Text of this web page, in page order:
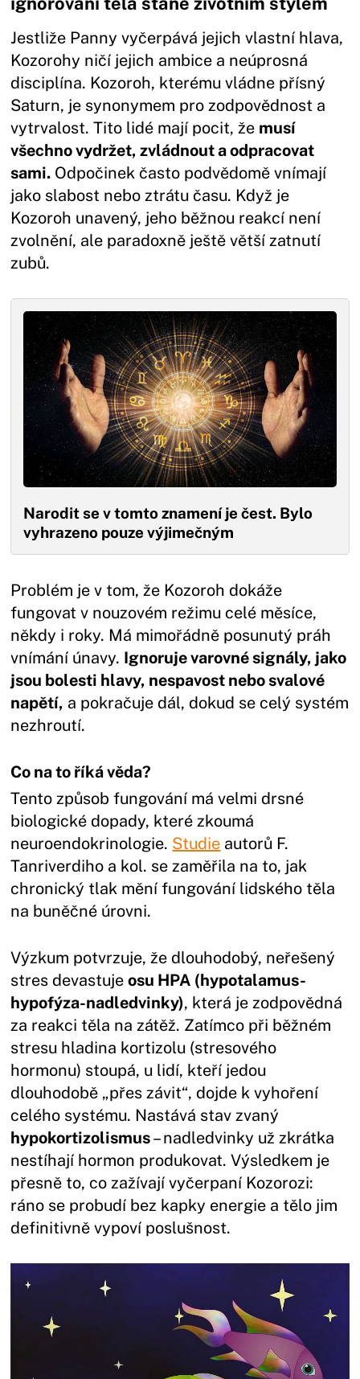
Jestliže Panny vyčerpává jejich vlastní hlava,
Kozorohy ničí jejich ambice a neúprosná
disciplína. Kozoroh, kterému vládne přísný
Saturn, je synonymem pro zodpovědnost a
vytrvalost. Tito lidé mají pocit, že musí
všechno vydržet, zvládnout a odpracovat
sami. Odpočinek často podvědomě vnímají
jako slabost nebo ztrátu času. Když je
Kozoroh unavený, jeho běžnou reakcí není
zvolnění, ale paradoxně ještě větší zatnutí
zubů.
Narodit se v tomto znamení je čest. Bylo
vyhrazeno pouze výjimečným
Problém je v tom, že Kozoroh dokáže
fungovat v nouzovém režimu celé měsíce,
někdy i roky. Má mimořádně posunutý práh
vnímání únavy. Ignoruje varovné signály, jako
jsou bolesti hlavy, nespavost nebo svalové
napětí, a pokračuje dál, dokud se celý systém
nezhroutí.
Co na to říká věda?
Tento způsob fungování má velmi drsné
biologické dopady, které zkoumá
neuroendokrinologie. Studie autorů F.
Tanriverdiho a kol. se zaměřila na to, jak
chronický tlak mění fungování lidského těla
na buněčné úrovni.
Výzkum potvrzuje, že dlouhodobý, neřešený
stres devastujeosu HPA (hypotalamus-
hypofýza-nadledvinky), která je zodpovědná
za reakci těla na zátěž. Zatímco při běžném
stresu hladina kortizolu (stresového
hormonu) stoupá, u lidí, kteří jedou
dlouhodobě „přes závit“, dojde k vyhoření
celého systému. Nastává stav zvaný
hypokortizolismus– nadledvinky už zkrátka
nestíhají hormon produkovat. Výsledkem je
přesně to, co zažívají vyčerpaní Kozorozi:
ráno se probudí bez kapky energie a tělo jim
definitivně vypoví poslušnost.